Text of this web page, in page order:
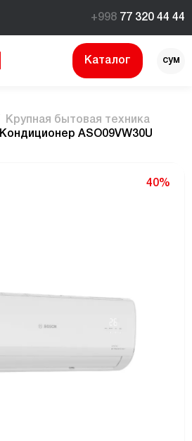
+998 77 320 44 44
Каталог сум
Крупная бытовая техника
Кондиционер ASO09VW30U
40%